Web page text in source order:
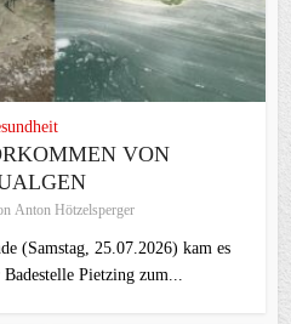
VON
Anton Hötzelsperger
(Samstag, 25.07.2026) kam es
Badestelle Pietzing zum...